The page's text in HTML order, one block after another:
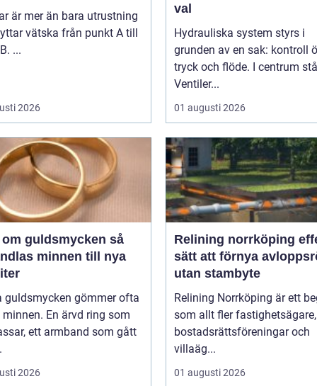
är mer än bara utrustning
vätska från punkt A till
...
2026
val
Hydrauliska system styrs i
grunden av en sak: kontroll
tryck och flöde. I centrum
Ventiler...
01 augusti 2026
guldsmycken så
minnen till nya
guldsmycken gömmer ofta
En ärvd ring som
ett armband som gått
2026
Relining norrköping effektivt
sätt att förnya
utan stambyte
Relining Norrköping är ett
som allt fler fastighetsägare,
bostadsrättsföreningar och
villaäg...
01 augusti 2026